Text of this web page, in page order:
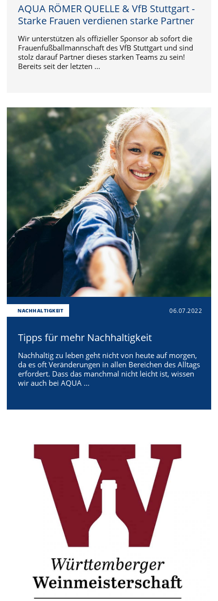
AQUA RÖMER QUELLE & VfB Stuttgart -
Starke Frauen verdienen starke Partner
Wir unterstützen als offizieller Sponsor ab sofort die
Frauenfußballmannschaft des VfB Stuttgart und sind
stolz darauf Partner dieses starken Teams zu sein!
Bereits seit der letzten ...
NACHHALTIGKEIT 06.07.2022
Tipps für mehr Nachhaltigkeit
Nachhaltig zu leben geht nicht von heute auf morgen,
da es oft Veränderungen in allen Bereichen des Alltags
erfordert. Dass das manchmal nicht leicht ist, wissen
wir auch bei AQUA ...